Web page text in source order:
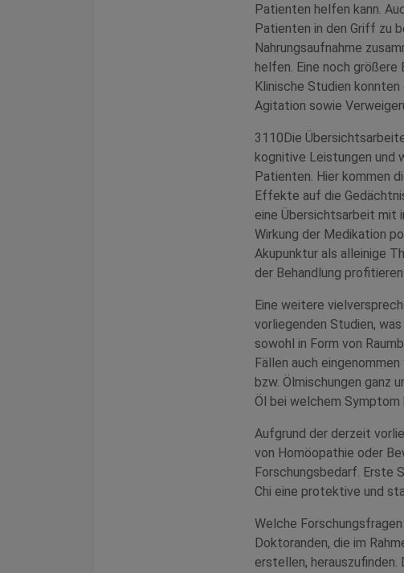
Patienten helfen kann.
Patienten in den Griff zu
Nahrungsaufnahme
helfen. Eine noch
Klinische Studien
Agitation sowie
3110Die
kognitive Leistungen und
Patienten. Hier kommen
Effekte auf die
eine Übersichtsarbeit mit
Wirkung der Medikation
Akupunktur als alleinige
der Behandlung
Eine weitere
vorliegenden Studien,
sowohl in Form von
Fällen auch
bzw. Ölmischungen ganz
Öl bei welchem
Aufgrund der derzeit
von Homöopathie oder
Forschungsbedarf. Erste
Chi eine protektive und
Welche
Doktoranden, die im
erstellen,